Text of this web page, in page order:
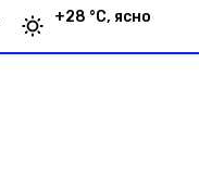
+28 °С, ясно